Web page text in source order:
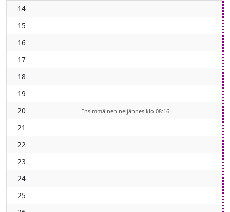
14
15
16
17
18
19
20
Ensimmäinen neljännes klo 08:16
21
22
23
24
25